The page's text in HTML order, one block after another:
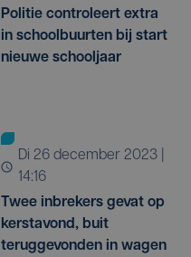
Politie controleert extra
in schoolbuurten bij start
nieuwe schooljaar
di 26 december 2023 |
14:16
Twee inbrekers gevat op
kerstavond, buit
teruggevonden in wagen